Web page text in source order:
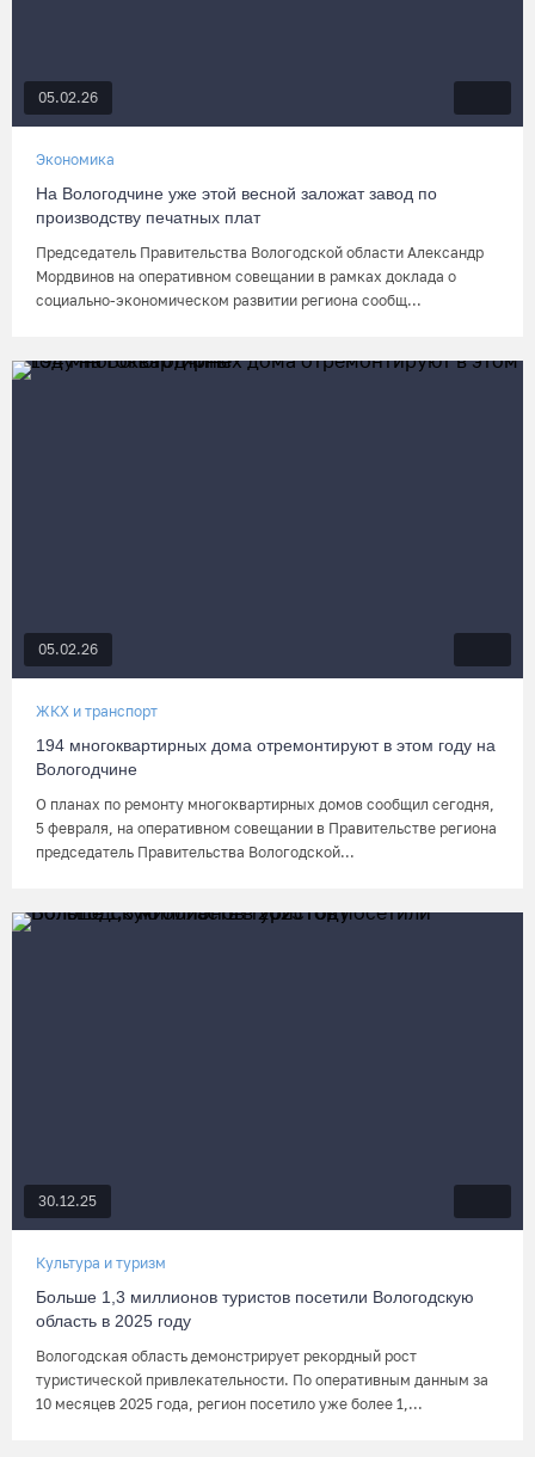
05.02.26
Экономика
На Вологодчине уже этой весной заложат завод по
производству печатных плат
Председатель Правительства Вологодской области Александр
Мордвинов на оперативном совещании в рамках доклада о
социально-экономическом развитии региона сообщ...
05.02.26
ЖКХ и транспорт
194 многоквартирных дома отремонтируют в этом году на
Вологодчине
О планах по ремонту многоквартирных домов сообщил сегодня,
5 февраля, на оперативном совещании в Правительстве региона
председатель Правительства Вологодской...
30.12.25
Культура и туризм
Больше 1,3 миллионов туристов посетили Вологодскую
область в 2025 году
Вологодская область демонстрирует рекордный рост
туристической привлекательности. По оперативным данным за
10 месяцев 2025 года, регион посетило уже более 1,...